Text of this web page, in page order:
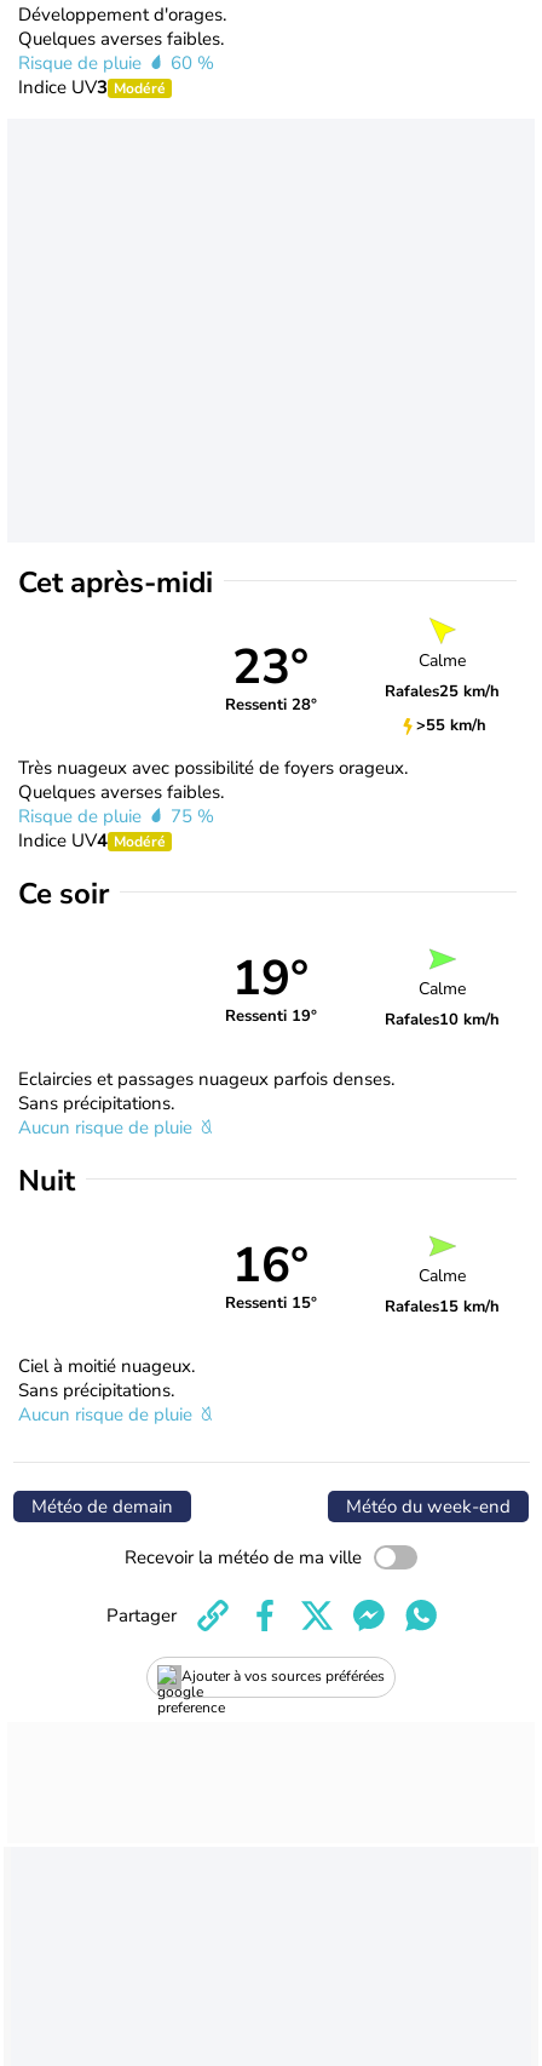
Développement d'orages.
Quelques averses faibles.
Risque de pluie
60 %
Indice UV3 Modéré
Cet après-midi
23°
Ressenti 28°
Calme
Rafales25 km/h
>55 km/h
Très nuageux avec possibilité de foyers orageux.
Quelques averses faibles.
Risque de pluie
75 %
Indice UV4 Modéré
Ce soir
19°
Ressenti 19°
Calme
Rafales10 km/h
Eclaircies et passages nuageux parfois denses.
Sans précipitations.
Aucun risque de pluie
Nuit
16°
Ressenti 15°
Calme
Rafales15 km/h
Ciel à moitié nuageux.
Sans précipitations.
Aucun risque de pluie
Météo de demain Météo du week-end
Recevoir la météo de ma ville
Ajouter à vos sources préférées
Partager